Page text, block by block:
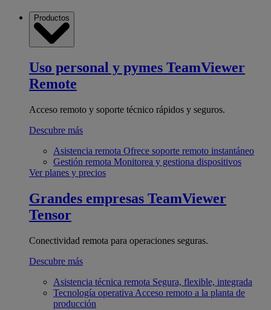
Productos
Uso personal y pymes TeamViewer
Remote
Acceso remoto y soporte técnico rápidos y seguros.
Descubre más
Asistencia remota Ofrece soporte remoto instantáneo
Gestión remota Monitorea y gestiona dispositivos
Ver planes y precios
Grandes empresas TeamViewer
Tensor
Conectividad remota para operaciones seguras.
Descubre más
Asistencia técnica remota Segura, flexible, integrada
Tecnología operativa Acceso remoto a la planta de
producción